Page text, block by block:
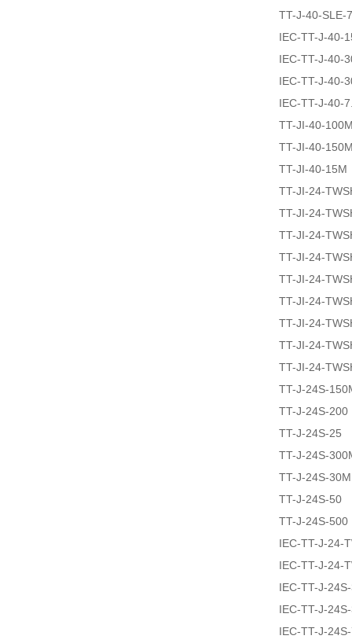
TT-J-40-SLE-
IEC-TT-J-40-
IEC-TT-J-40-
IEC-TT-J-40-
IEC-TT-J-40-
TT-JI-40-
TT-JI-40-
TT-JI-40-15M
TT-JI-24-
TT-JI-24-
TT-JI-24-
TT-JI-24-
TT-JI-24-
TT-JI-24-
TT-JI-24-
TT-JI-24-
TT-JI-24-
TT-J-24S-
TT-J-24S-200
TT-J-24S-25
TT-J-24S-
TT-J-24S-30M
TT-J-24S-50
TT-J-24S-500
IEC-TT-J-24-
IEC-TT-J-24-
IEC-TT-J-
IEC-TT-J-
IEC-TT-J-